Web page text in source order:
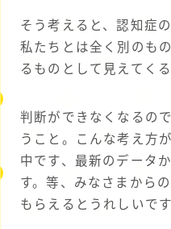
そう考えると、認知症
私たちとは全く別のも
るものとして見えてく
判断ができなくなるの
うこと。こんな考え方
中です、最新のデータ
す。等、みなさまから
もらえるとうれしいで